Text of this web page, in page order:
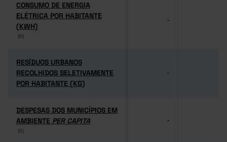
CONSUMO DE ENERGIA
ELÉTRICA POR HABITANTE
(KWH)
(6)
CONSUMO DE ENERGIA
ELÉTRICA POR HABITANTE
(KWH)
(6)
-
RESÍDUOS URBANOS
RECOLHIDOS SELETIVAMENTE
POR HABITANTE (KG)
RESÍDUOS URBANOS
RECOLHIDOS SELETIVAMENTE
POR HABITANTE (KG)
-
DESPESAS DOS MUNICÍPIOS EM
AMBIENTE PER CAPITA
(6)
DESPESAS DOS MUNICÍPIOS EM
AMBIENTE PER CAPITA
(6)
-